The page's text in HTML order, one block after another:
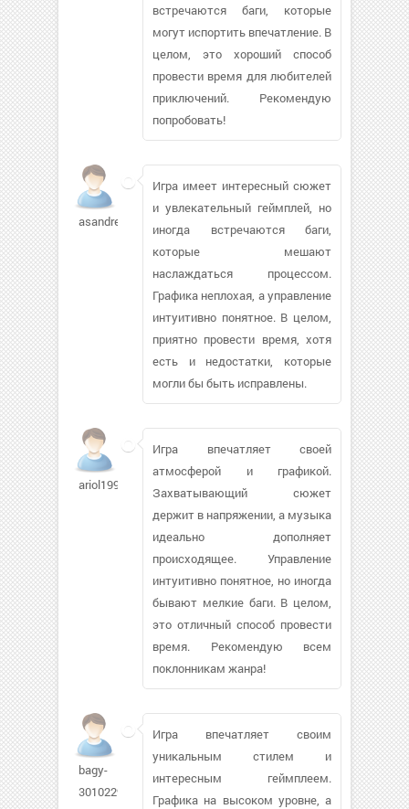
встречаются баги, которые
могут испортить впечатление. В
целом, это хороший способ
провести время для любителей
приключений. Рекомендую
попробовать!
asandres
Игра имеет интересный сюжет
и увлекательный геймплей, но
иногда встречаются баги,
которые мешают
наслаждаться процессом.
Графика неплохая, а управление
интуитивно понятное. В целом,
приятно провести время, хотя
есть и недостатки, которые
могли бы быть исправлены.
ariol1995284
Игра впечатляет своей
атмосферой и графикой.
Захватывающий сюжет
держит в напряжении, а музыка
идеально дополняет
происходящее. Управление
интуитивно понятное, но иногда
бывают мелкие баги. В целом,
это отличный способ провести
время. Рекомендую всем
поклонникам жанра!
bagy-
3010229
Игра впечатляет своим
уникальным стилем и
интересным геймплеем.
Графика на высоком уровне, а